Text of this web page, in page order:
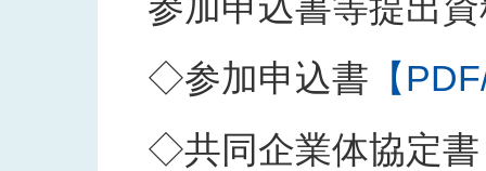
◇参加申込書 【
◇共同企業体協定書